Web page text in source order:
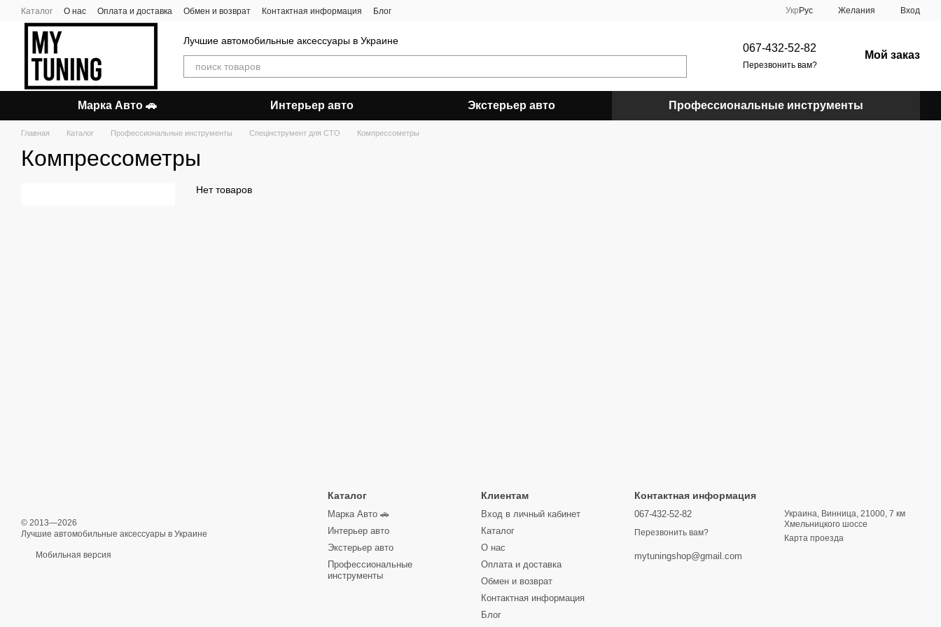
Перейти к основному контенту
Каталог О нас Оплата и доставка Обмен и возврат Контактная информация Блог Укр Рус Желания Вход
Лучшие автомобильные аксессуары в Украине
067-432-52-82
Перезвонить вам?
Мой заказ
Марка Авто 🚗 Интерьер авто Экстерьер авто Профессиональные инструменты
Главная Каталог Профессиональные инструменты Спецінструмент для СТО Компрессометры
Компрессометры
Нет товаров
© 2013—2026
Лучшие автомобильные аксессуары в Украине
Мобильная версия
Каталог
Марка Авто 🚗
Интерьер авто
Экстерьер авто
Профессиональные
инструменты
Клиентам
Вход в личный кабинет
Каталог
О нас
Оплата и доставка
Обмен и возврат
Контактная информация
Блог
Контактная информация
067-432-52-82
Перезвонить вам?
mytuningshop@gmail.com
Украина, Винница, 21000, 7 км
Хмельницкого шоссе
Карта проезда